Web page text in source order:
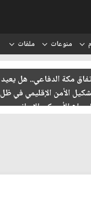
منوعات ملفات
مكة الدفاعي.. هل يعيد
الأمن الإقليمي في ظل
الأميركي الإيراني